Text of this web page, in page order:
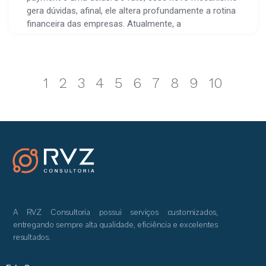
gera dúvidas, afinal, ele altera profundamente a rotina
financeira das empresas. Atualmente, a
1 2 3 4 5 6 7 8 9 10
A RVZ Consultoria possui serviços customizados,
entregando sempre alta qualidade, eficiência e excelentes
resultados.